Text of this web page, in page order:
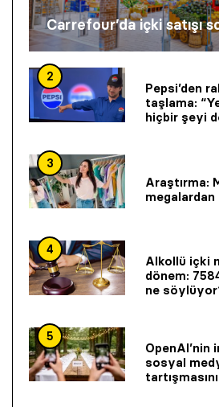
Carrefour’da içki satışı
2
Pepsi’den
taşlama:
hiçbir şeyi
3
Araştırma:
4
Alkollü içki
dönem:
ne
5
OpenAI’nin
sosyal